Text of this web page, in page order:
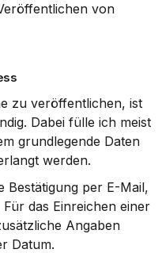
von
zu veröffentlichen, ist
Dabei fülle ich meist
grundlegende Daten
werden.
Bestätigung per E-Mail,
das Einreichen einer
Angaben
Datum.